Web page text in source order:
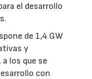
el desarrollo
de 1,4 GW
y
los que se
con